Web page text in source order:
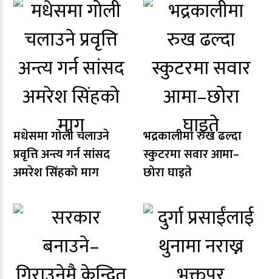
मधेसमा गोली चलाउने
प्रवृत्ति अन्त्य गर्न सांसद
अमरेश सिंहको माग
भद्रकालीमा रुख ढल्दा
स्कुटरमा सवार आमा–
छोरा घाइते